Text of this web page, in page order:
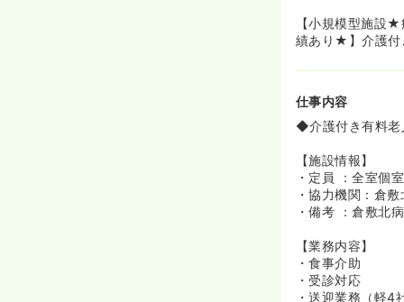
《働きやすい
◆日勤業務のた
事のサポート
【小規模型施設
績あり★】介護付
仕事内容
◆介護付き有料老
【施設情報】
・定員 ：全室個
・協力機関：倉
・備考 ：倉敷北
【業務内容】
・食事介助
・受診対応
・送迎業務（軽4